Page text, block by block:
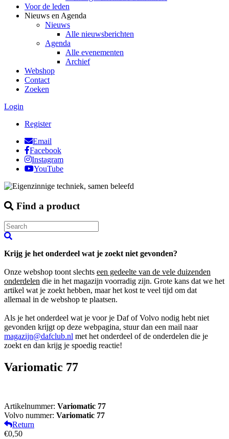
Voor de leden
Nieuws en Agenda
Nieuws
Alle nieuwsberichten
Agenda
Alle evenementen
Archief
Webshop
Contact
Zoeken
Login
Register
Email
Facebook
Instagram
YouTube
Find a product
Krijg je het onderdeel wat je zoekt niet gevonden?
Onze webshop toont slechts een gedeelte van de vele duizenden
onderdelen die in het magazijn voorradig zijn. Grote kans dat we het
artikel wat je zoekt hebben, maar het kost te veel tijd om dat
allemaal in de webshop te plaatsen.
Als je het onderdeel wat je voor je Daf of Volvo nodig hebt niet
gevonden krijgt op deze webpagina, stuur dan een mail naar
magazijn@dafclub.nl met het onderdeel of de onderdelen die je
zoekt en dan krijg je spoedig reactie!
Variomatic 77
Artikelnummer: Variomatic 77
Volvo nummer: Variomatic 77
Return
€0,50